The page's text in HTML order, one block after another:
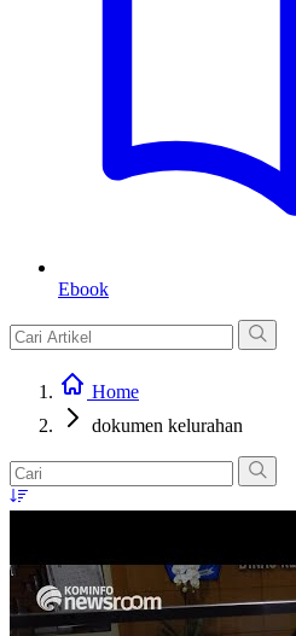
Ebook
Home
dokumen kelurahan